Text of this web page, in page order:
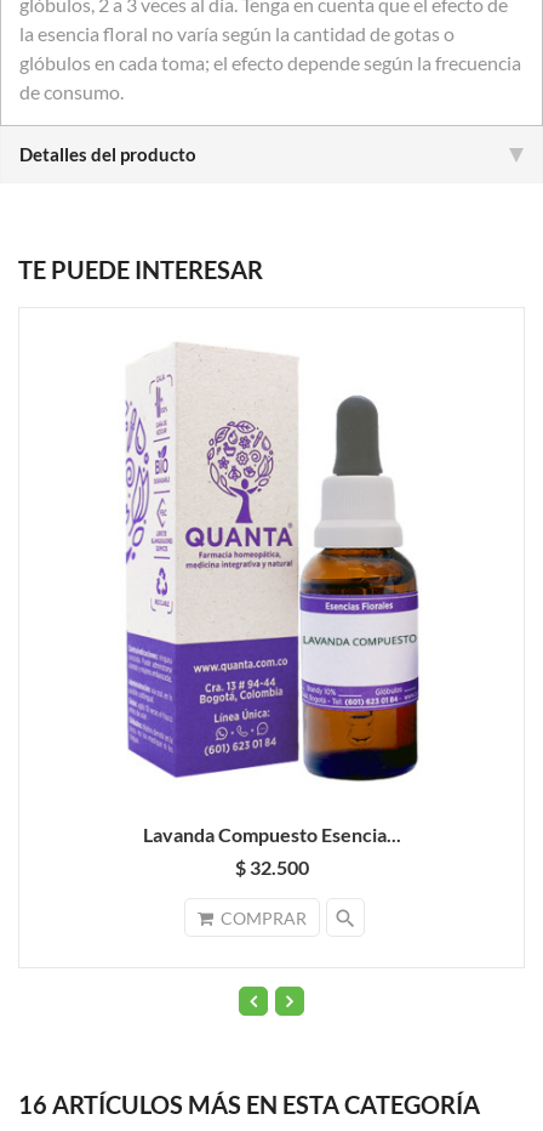
glóbulos, 2 a 3 veces al día. Tenga en cuenta que el efecto de
la esencia floral no varía según la cantidad de gotas o
glóbulos en cada toma; el efecto depende según la frecuencia
de consumo.
Detalles del producto
TE PUEDE INTERESAR
Lavanda Compuesto Esencia...
$ 32.500
COMPRAR search
16 ARTÍCULOS MÁS EN ESTA CATEGORÍA